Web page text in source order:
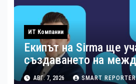
ИТ Компании
Екипът на Sirma ще
създаването на
стандарти за
АВГ. 7, 2026 SMART REPORTER